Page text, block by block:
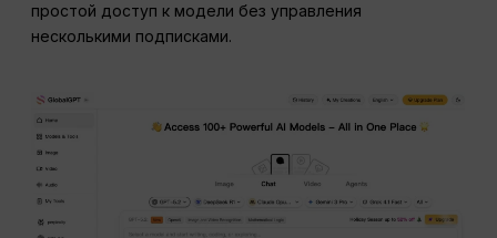
простой доступ к модели без управления
несколькими подписками.